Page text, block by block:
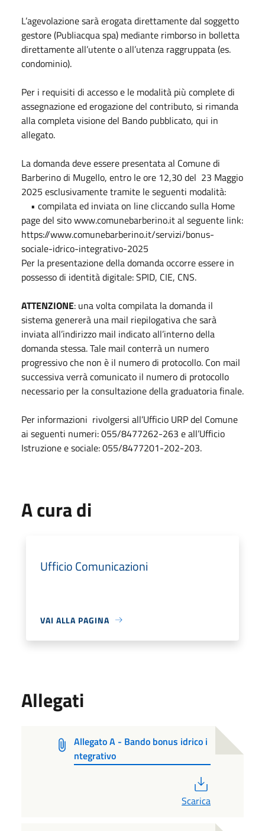
L’agevolazione sarà erogata direttamente dal soggetto
gestore (Publiacqua spa) mediante rimborso in bolletta
direttamente all’utente o all’utenza raggruppata (es.
condominio).
Per i requisiti di accesso e le modalità più complete di
assegnazione ed erogazione del contributo, si rimanda
alla completa visione del Bando pubblicato, qui in
allegato.
La domanda deve essere presentata al Comune di
Barberino di Mugello, entro le ore 12,30 del 23 Maggio
2025 esclusivamente tramite le seguenti modalità:
• compilata ed inviata on line cliccando sulla Home
page del sito www.comunebarberino.it al seguente link:
https://www.comunebarberino.it/servizi/bonus-
sociale-idrico-integrativo-2025
Per la presentazione della domanda occorre essere in
possesso di identità digitale: SPID, CIE, CNS.
ATTENZIONE: una volta compilata la domanda il
sistema genererà una mail riepilogativa che sarà
inviata all’indirizzo mail indicato all’interno della
domanda stessa. Tale mail conterrà un numero
progressivo che non è il numero di protocollo. Con mail
successiva verrà comunicato il numero di protocollo
necessario per la consultazione della graduatoria finale.
Per informazioni rivolgersi all’Ufficio URP del Comune
ai seguenti numeri: 055/8477262-263 e all’Ufficio
Istruzione e sociale: 055/8477201-202-203.
A cura di
Ufficio Comunicazioni
VAI ALLA PAGINA
Allegati
Allegato A - Bando bonus idrico i
ntegrativo
Scarica